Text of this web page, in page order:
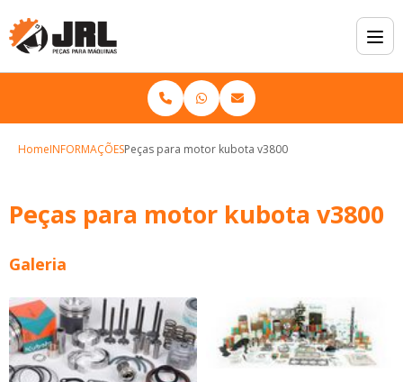
HomeINFORMAÇÕESPeças para motor kubota v3800
Peças para motor kubota v3800
Galeria